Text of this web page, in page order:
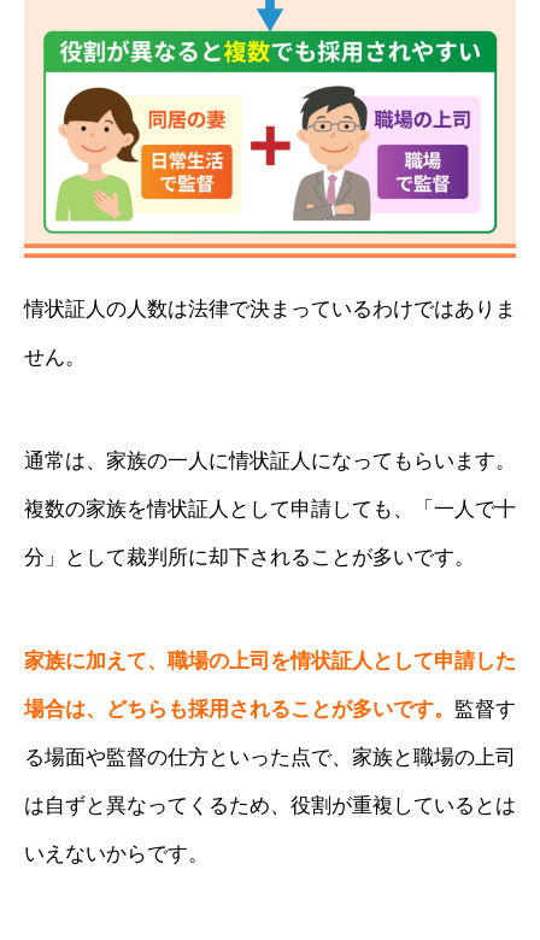
情状証人の人数は法律で決まっているわけではありま
せん。
通常は、家族の一人に情状証人になってもらいます。
複数の家族を情状証人として申請しても、「一人で十
分」として裁判所に却下されることが多いです。
家族に加えて、職場の上司を情状証人として申請した
場合は、どちらも採用されることが多いです。 監督す
る場面や監督の仕方といった点で、家族と職場の上司
は自ずと異なってくるため、役割が重複しているとは
いえないからです。